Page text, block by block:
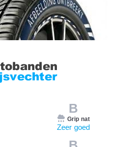
B
Grip nat
Zeer goed